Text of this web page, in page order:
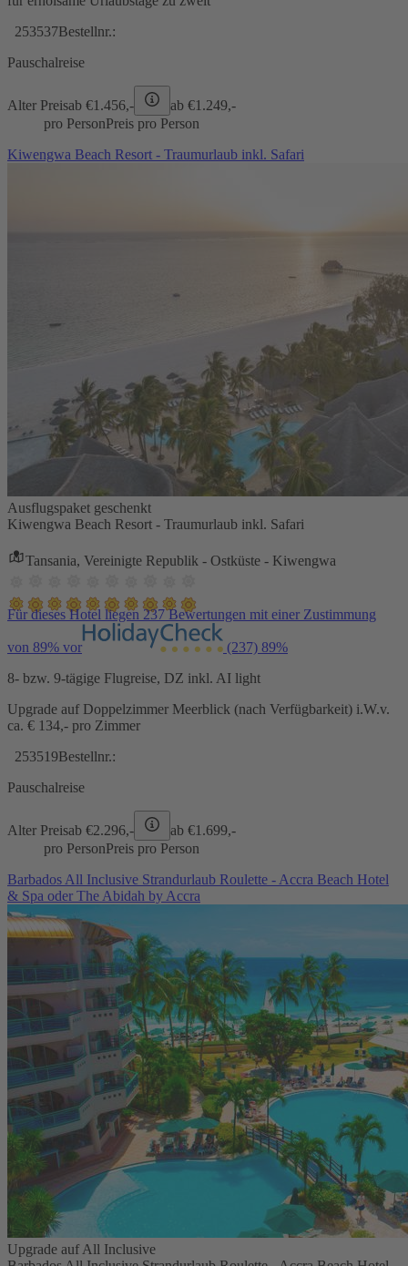
253537Bestellnr.:
Pauschalreise
Alter Preisab €1.456,- ab €1.249,-
pro PersonPreis pro Person
Kiwengwa Beach Resort - Traumurlaub inkl. Safari
Ausflugspaket geschenkt
Kiwengwa Beach Resort - Traumurlaub inkl. Safari
Tansania, Vereinigte Republik - Ostküste - Kiwengwa
Für dieses Hotel liegen 237 Bewertungen mit einer Zustimmung
von 89% vor (237) 89%
8- bzw. 9-tägige Flugreise, DZ inkl. AI light
Upgrade auf Doppelzimmer Meerblick (nach Verfügbarkeit) i.W.v.
ca. € 134,- pro Zimmer
253519Bestellnr.:
Pauschalreise
Alter Preisab €2.296,- ab €1.699,-
pro PersonPreis pro Person
Barbados All Inclusive Strandurlaub Roulette - Accra Beach Hotel
& Spa oder The Abidah by Accra
Upgrade auf All Inclusive